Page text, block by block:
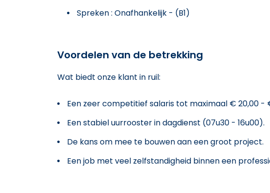
Spreken : Onafhankelijk - (B1)
Voordelen van de betrekking
Wat biedt onze klant in ruil:
Een zeer competitief salaris tot maximaal € 20,00 -
Een stabiel uurrooster in dagdienst (07u30 - 16u00).
De kans om mee te bouwen aan een groot project.
Een job met veel zelfstandigheid binnen een